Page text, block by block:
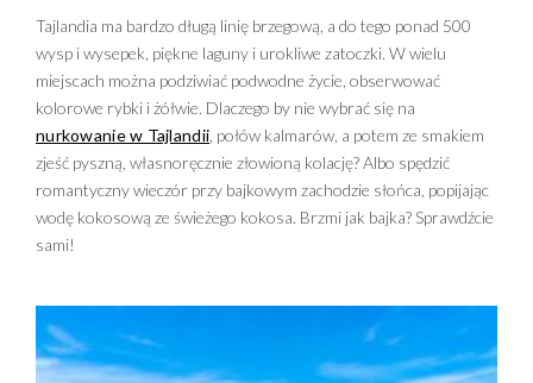
Tajlandia ma bardzo długą linię brzegową, a do tego ponad 500
wysp i wysepek, piękne laguny i urokliwe zatoczki. W wielu
miejscach można podziwiać podwodne życie, obserwować
kolorowe rybki i żółwie. Dlaczego by nie wybrać się na
nurkowanie w Tajlandii , połów kalmarów, a potem ze smakiem
zjeść pyszną, własnoręcznie złowioną kolację? Albo spędzić
romantyczny wieczór przy bajkowym zachodzie słońca, popijając
wodę kokosową ze świeżego kokosa. Brzmi jak bajka? Sprawdźcie
sami!